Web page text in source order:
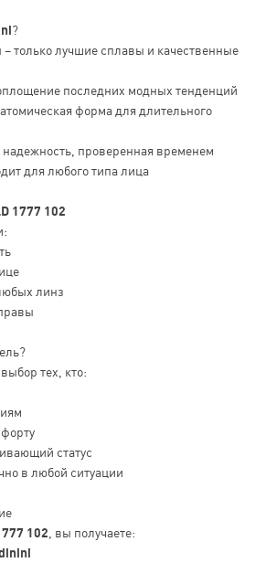
?
только лучшие сплавы и качественные
последних модных тенденций
форма для длительного
надежность, проверенная временем
для любого типа лица
1777 102
линз
тех, кто:
статус
в любой ситуации
102, вы получаете: